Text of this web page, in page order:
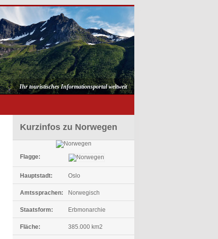
Ihr touristisches Informationsportal weltweit
Kurzinfos zu Norwegen
Flagge:
Hauptstadt: Oslo
Amtssprachen: Norwegisch
Staatsform: Erbmonarchie
Fläche: 385.000 km2